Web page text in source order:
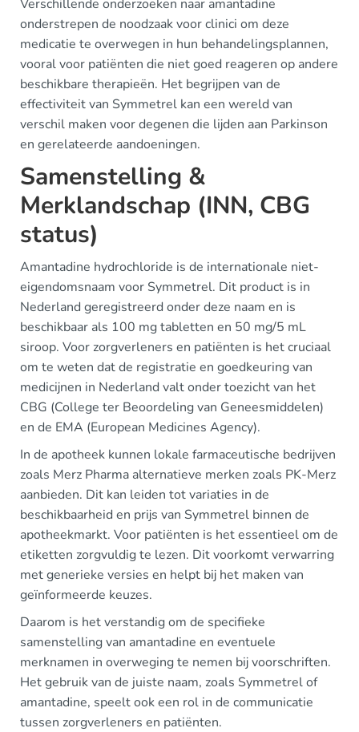
Verschillende onderzoeken naar amantadine
onderstrepen de noodzaak voor clinici om deze
medicatie te overwegen in hun behandelingsplannen,
vooral voor patiënten die niet goed reageren op andere
beschikbare therapieën. Het begrijpen van de
effectiviteit van Symmetrel kan een wereld van
verschil maken voor degenen die lijden aan Parkinson
en gerelateerde aandoeningen.
Samenstelling &
Merklandschap (INN, CBG
status)
Amantadine hydrochloride is de internationale niet-
eigendomsnaam voor Symmetrel. Dit product is in
Nederland geregistreerd onder deze naam en is
beschikbaar als 100 mg tabletten en 50 mg/5 mL
siroop. Voor zorgverleners en patiënten is het cruciaal
om te weten dat de registratie en goedkeuring van
medicijnen in Nederland valt onder toezicht van het
CBG (College ter Beoordeling van Geneesmiddelen)
en de EMA (European Medicines Agency).
In de apotheek kunnen lokale farmaceutische bedrijven
zoals Merz Pharma alternatieve merken zoals PK-Merz
aanbieden. Dit kan leiden tot variaties in de
beschikbaarheid en prijs van Symmetrel binnen de
apotheekmarkt. Voor patiënten is het essentieel om de
etiketten zorgvuldig te lezen. Dit voorkomt verwarring
met generieke versies en helpt bij het maken van
geïnformeerde keuzes.
Daarom is het verstandig om de specifieke
samenstelling van amantadine en eventuele
merknamen in overweging te nemen bij voorschriften.
Het gebruik van de juiste naam, zoals Symmetrel of
amantadine, speelt ook een rol in de communicatie
tussen zorgverleners en patiënten.